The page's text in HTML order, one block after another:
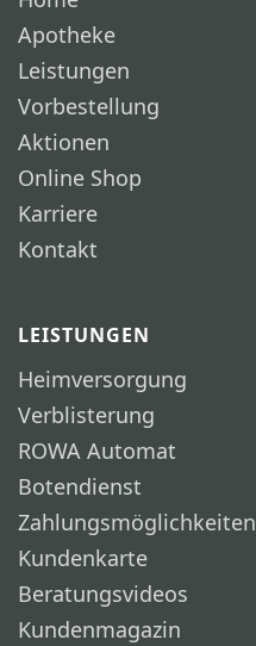
Apotheke
Leistungen
Vorbestellung
Aktionen
Online Shop
Karriere
Kontakt
LEISTUNGEN
Heimversorgung
Verblisterung
ROWA Automat
Botendienst
Zahlungsmöglichkeiten
Kundenkarte
Beratungsvideos
Kundenmagazin